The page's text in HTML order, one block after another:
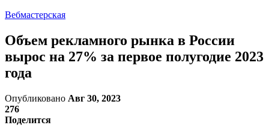
Вебмастерская
Объем рекламного рынка в России
вырос на 27% за первое полугодие 2023
года
Опубликовано Авг 30, 2023
276
Поделится